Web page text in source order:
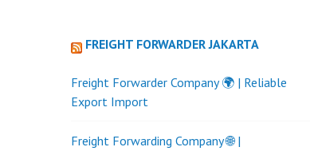
FREIGHT FORWARDER JAKARTA
Freight Forwarder Company 🌍 | Reliable
Export Import
Freight Forwarding Company 🌐 |